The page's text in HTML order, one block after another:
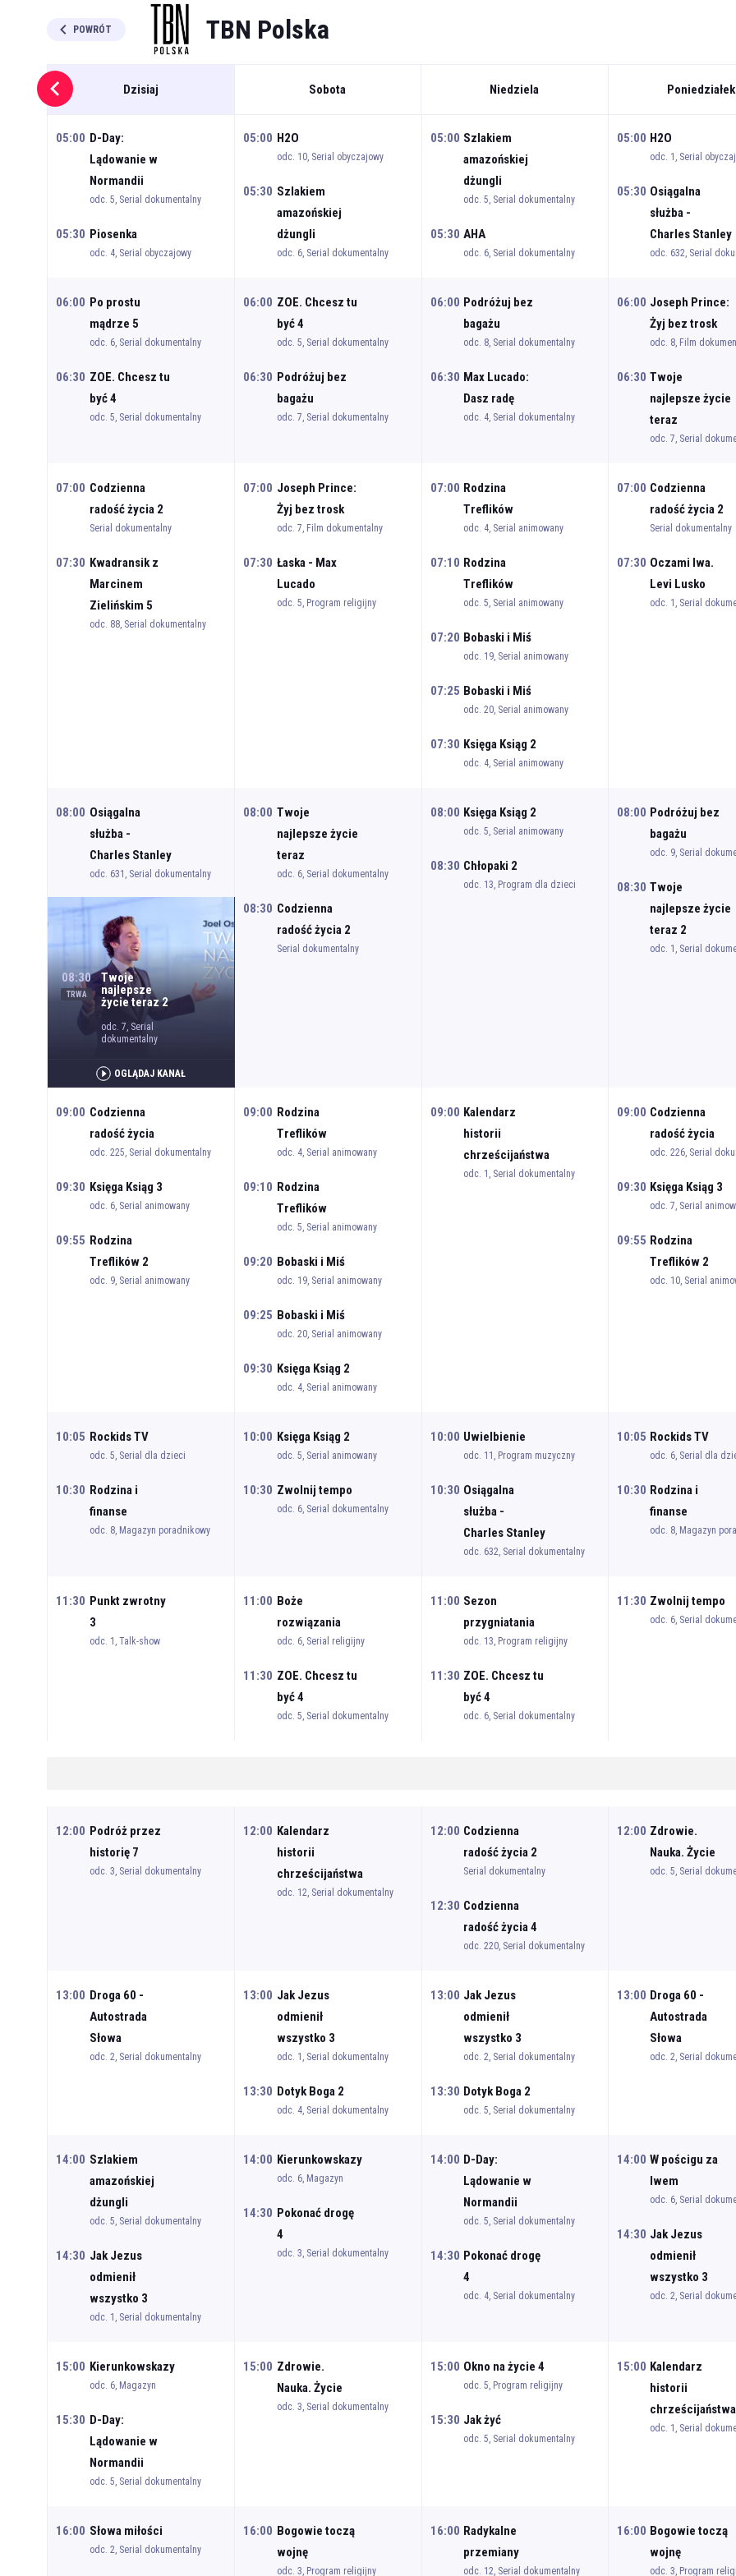
POWRÓT TBN Polska
Dzisiaj Sobota Niedziela Poniedziałek
05:00 D-Day:
Lądowanie w
Normandii
odc. 5, Serial dokumentalny
05:30 Piosenka
odc. 4, Serial obyczajowy
05:00 H2O
odc. 10, Serial obyczajowy
05:30 Szlakiem
amazońskiej
dżungli
odc. 6, Serial dokumentalny
05:00 Szlakiem
amazońskiej
dżungli
odc. 5, Serial dokumentalny
05:30 AHA
odc. 6, Serial dokumentalny
05:00 H2O
odc. 1, Serial
05:30 Osiągalna
służba -
Charles Stanley
odc. 632, Serial
06:00 Po prostu
mądrze 5
odc. 6, Serial dokumentalny
06:30 ZOE. Chcesz tu
być 4
odc. 5, Serial dokumentalny
06:00 ZOE. Chcesz tu
być 4
odc. 5, Serial dokumentalny
06:30 Podróżuj bez
bagażu
odc. 7, Serial dokumentalny
06:00 Podróżuj bez
bagażu
odc. 8, Serial dokumentalny
06:30 Max Lucado:
Dasz radę
odc. 4, Serial dokumentalny
06:00 Joseph Prince:
Żyj bez trosk
odc. 8, Film
06:30 Twoje
najlepsze życie
teraz
odc. 7, Serial
07:00 Codzienna
radość życia 2
Serial dokumentalny
07:30 Kwadransik z
Marcinem
Zielińskim 5
odc. 88, Serial dokumentalny
07:00 Joseph Prince:
Żyj bez trosk
odc. 7, Film dokumentalny
07:30 Łaska - Max
Lucado
odc. 5, Program religijny
07:00 Rodzina
Treflików
odc. 4, Serial animowany
07:10 Rodzina
Treflików
odc. 5, Serial animowany
07:20 Bobaski i Miś
odc. 19, Serial animowany
07:25 Bobaski i Miś
odc. 20, Serial animowany
07:30 Księga Ksiąg 2
odc. 4, Serial animowany
07:00 Codzienna
radość życia 2
Serial dokumentalny
07:30 Oczami lwa.
Levi Lusko
odc. 1, Serial
08:00 Osiągalna
służba -
Charles Stanley
odc. 631, Serial dokumentalny
08:30
TRWA
Twoje
najlepsze
życie teraz 2
odc. 7, Serial
dokumentalny
OGLĄDAJ KANAŁ
08:00 Twoje
najlepsze życie
teraz
odc. 6, Serial dokumentalny
08:30 Codzienna
radość życia 2
Serial dokumentalny
08:00 Księga Ksiąg 2
odc. 5, Serial animowany
08:30 Chłopaki 2
odc. 13, Program dla dzieci
08:00 Podróżuj bez
bagażu
odc. 9, Serial
08:30 Twoje
najlepsze życie
teraz 2
odc. 1, Serial
09:00 Codzienna
radość życia
odc. 225, Serial dokumentalny
09:30 Księga Ksiąg 3
odc. 6, Serial animowany
09:55 Rodzina
Treflików 2
odc. 9, Serial animowany
09:00 Rodzina
Treflików
odc. 4, Serial animowany
09:10 Rodzina
Treflików
odc. 5, Serial animowany
09:20 Bobaski i Miś
odc. 19, Serial animowany
09:25 Bobaski i Miś
odc. 20, Serial animowany
09:30 Księga Ksiąg 2
odc. 4, Serial animowany
09:00 Kalendarz
historii
chrześcijaństwa
odc. 1, Serial dokumentalny
09:00 Codzienna
radość życia
odc. 226, Serial
09:30 Księga Ksiąg 3
odc. 7, Serial
09:55 Rodzina
Treflików 2
odc. 10, Serial
10:05 Rockids TV
odc. 5, Serial dla dzieci
10:30 Rodzina i
finanse
odc. 8, Magazyn poradnikowy
10:00 Księga Ksiąg 2
odc. 5, Serial animowany
10:30 Zwolnij tempo
odc. 6, Serial dokumentalny
10:00 Uwielbienie
odc. 11, Program muzyczny
10:30 Osiągalna
służba -
Charles Stanley
odc. 632, Serial dokumentalny
10:05 Rockids TV
odc. 6, Serial dla
10:30 Rodzina i
finanse
odc. 8, Magazyn
11:30 Punkt zwrotny
3
odc. 1, Talk-show
11:00 Boże
rozwiązania
odc. 6, Serial religijny
11:30 ZOE. Chcesz tu
być 4
odc. 5, Serial dokumentalny
11:00 Sezon
przygniatania
odc. 13, Program religijny
11:30 ZOE. Chcesz tu
być 4
odc. 6, Serial dokumentalny
11:30 Zwolnij tempo
odc. 6, Serial
12:00 Podróż przez
historię 7
odc. 3, Serial dokumentalny
12:00 Kalendarz
historii
chrześcijaństwa
odc. 12, Serial dokumentalny
12:00 Codzienna
radość życia 2
Serial dokumentalny
12:30 Codzienna
radość życia 4
odc. 220, Serial dokumentalny
12:00 Zdrowie.
Nauka. Życie
odc. 5, Serial
13:00 Droga 60 -
Autostrada
Słowa
odc. 2, Serial dokumentalny
13:00 Jak Jezus
odmienił
wszystko 3
odc. 1, Serial dokumentalny
13:30 Dotyk Boga 2
odc. 4, Serial dokumentalny
13:00 Jak Jezus
odmienił
wszystko 3
odc. 2, Serial dokumentalny
13:30 Dotyk Boga 2
odc. 5, Serial dokumentalny
13:00 Droga 60 -
Autostrada
Słowa
odc. 2, Serial
14:00 Szlakiem
amazońskiej
dżungli
odc. 5, Serial dokumentalny
14:30 Jak Jezus
odmienił
wszystko 3
odc. 1, Serial dokumentalny
14:00 Kierunkowskazy
odc. 6, Magazyn
14:30 Pokonać drogę
4
odc. 3, Serial dokumentalny
14:00 D-Day:
Lądowanie w
Normandii
odc. 5, Serial dokumentalny
14:30 Pokonać drogę
4
odc. 4, Serial dokumentalny
14:00 W pościgu za
lwem
odc. 6, Serial
14:30 Jak Jezus
odmienił
wszystko 3
odc. 2, Serial
15:00 Kierunkowskazy
odc. 6, Magazyn
15:30 D-Day:
Lądowanie w
Normandii
odc. 5, Serial dokumentalny
15:00 Zdrowie.
Nauka. Życie
odc. 3, Serial dokumentalny
15:00 Okno na życie 4
odc. 5, Program religijny
15:30 Jak żyć
odc. 5, Serial dokumentalny
15:00 Kalendarz
historii
chrześcijaństwa
odc. 1, Serial
16:00 Słowa miłości
odc. 2, Serial dokumentalny
16:00 Bogowie toczą
wojnę
odc. 3, Program religijny
16:00 Radykalne
przemiany
odc. 12, Serial dokumentalny
16:00 Bogowie toczą
wojnę
odc. 3, Program